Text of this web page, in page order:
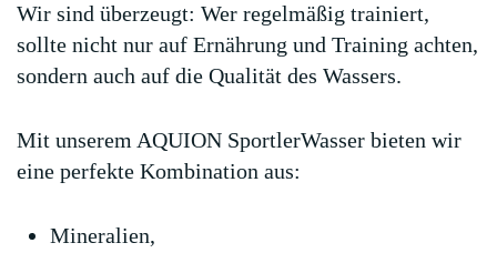
Wir sind überzeugt: Wer regelmäßig trainiert,
sollte nicht nur auf Ernährung und Training achten,
sondern auch auf die Qualität des Wassers.
Mit unserem AQUION SportlerWasser bieten wir
eine perfekte Kombination aus:
Mineralien,